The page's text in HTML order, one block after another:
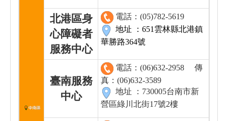
北港區身
心障礙者
服務中心
電話：(05)782-5619
地址 ：651雲林縣北港鎮
華勝路364號
臺南服務
中心
電話：(06)632-2958 傳
真：(06)632-3589
地址 ：730005台南市新
營區綠川北街17號2樓